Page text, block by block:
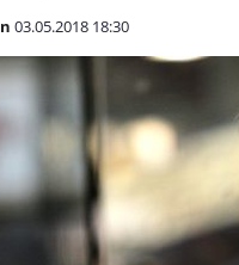
03.05.2018 18:30